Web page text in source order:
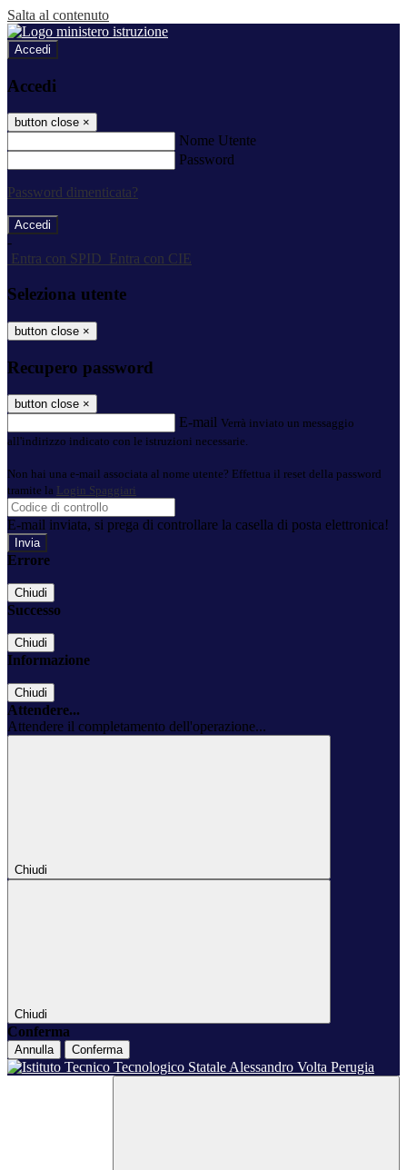
Salta al contenuto
Accedi
Accedi
button close ×
Nome Utente
Password
Password dimenticata?
-
Entra con SPID
Entra con CIE
Seleziona utente
button close ×
Recupero password
button close ×
E-mail Verrà inviato un messaggio
all'indirizzo indicato con le istruzioni necessarie.
Non hai una e-mail associata al nome utente? Effettua il reset della password
tramite la Login Spaggiari
E-mail inviata, si prega di controllare la casella di posta elettronica!
Errore
Chiudi
Successo
Chiudi
Informazione
Chiudi
Attendere...
Attendere il completamento dell'operazione...
Chiudi
Chiudi
Conferma
Annulla Conferma